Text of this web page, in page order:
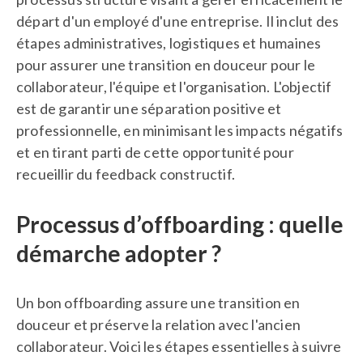
départ d'un employé d'une entreprise. Il inclut des
étapes administratives, logistiques et humaines
pour assurer une transition en douceur pour le
collaborateur, l'équipe et l'organisation. L'objectif
est de garantir une séparation positive et
professionnelle, en minimisant les impacts négatifs
et en tirant parti de cette opportunité pour
recueillir du feedback constructif.
Processus d’offboarding : quelle
démarche adopter ?
Un bon offboarding assure une transition en
douceur et préserve la relation avec l'ancien
collaborateur. Voici les étapes essentielles à suivre